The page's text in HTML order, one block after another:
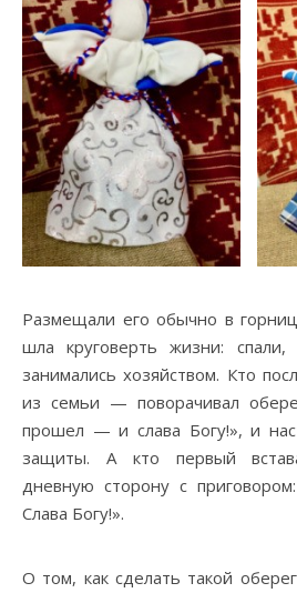
Размещали его обычно в
шла круговерть жизни:
занимались хозяйством. Кто
из семьи — поворачивал
прошел — и слава Богу!», и
защиты. А кто первый
дневную сторону с
Слава Богу!».
О том, как сделать такой